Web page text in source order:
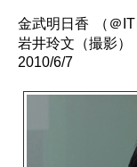
金武明日香
（＠
岩井玲文（撮影）
2010/6/7